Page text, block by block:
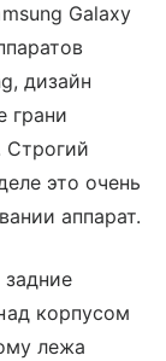
Galaxy
дизайн
грани
Строгий
это очень
аппарат.
корпусом
лежа